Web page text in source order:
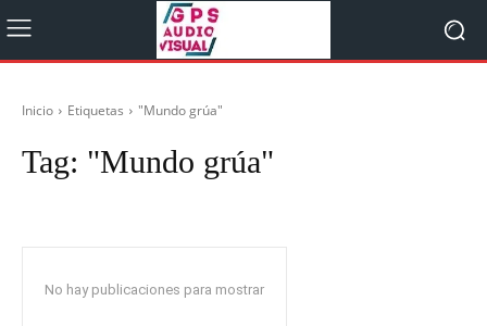
Inicio Etiquetas "Mundo grúa"
Tag: "Mundo grúa"
No hay publicaciones para mostrar